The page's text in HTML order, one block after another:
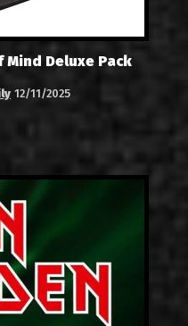
Deluxe Pack
12/11/2025